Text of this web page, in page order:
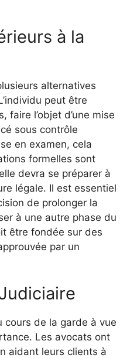
à la
alternatives
peut être
faire l’objet d’une mise
sous contrôle
en examen, cela
formelles sont
devra se préparer à
légale. Il est essentiel
de prolonger la
à une autre phase du
être fondée sur des
par un
cours de la garde à vue
Les avocats ont
aidant leurs clients à